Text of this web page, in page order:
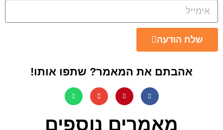
שלח הודעה
אהבתם את המאמר? שתפו אותו!
מאמרים נוספים